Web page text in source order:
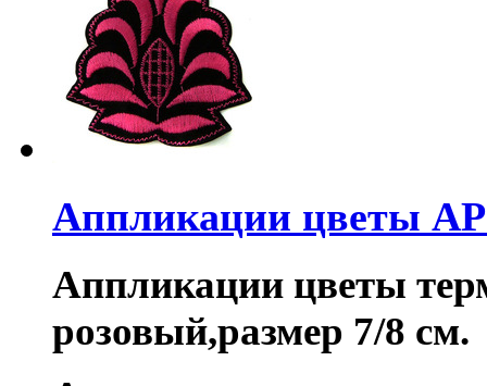
Аппликации цветы
Аппликации цветы
розовый,размер 7/8 см.